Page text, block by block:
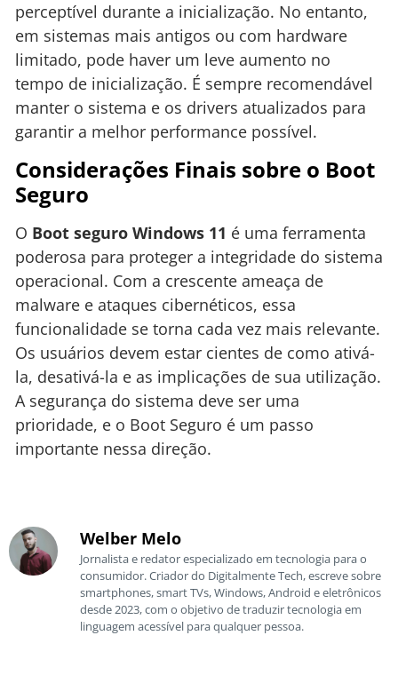
perceptível durante a inicialização. No entanto,
em sistemas mais antigos ou com hardware
limitado, pode haver um leve aumento no
tempo de inicialização. É sempre recomendável
manter o sistema e os drivers atualizados para
garantir a melhor performance possível.
Considerações Finais sobre o Boot
Seguro
O Boot seguro Windows 11 é uma ferramenta
poderosa para proteger a integridade do sistema
operacional. Com a crescente ameaça de
malware e ataques cibernéticos, essa
funcionalidade se torna cada vez mais relevante.
Os usuários devem estar cientes de como ativá-
la, desativá-la e as implicações de sua utilização.
A segurança do sistema deve ser uma
prioridade, e o Boot Seguro é um passo
importante nessa direção.
Welber Melo
Jornalista e redator especializado em tecnologia para o
consumidor. Criador do Digitalmente Tech, escreve sobre
smartphones, smart TVs, Windows, Android e eletrônicos
desde 2023, com o objetivo de traduzir tecnologia em
linguagem acessível para qualquer pessoa.